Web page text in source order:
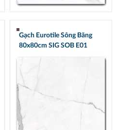
Gạch Eurotile Sông Băng
80x80cm SIG SOB E01